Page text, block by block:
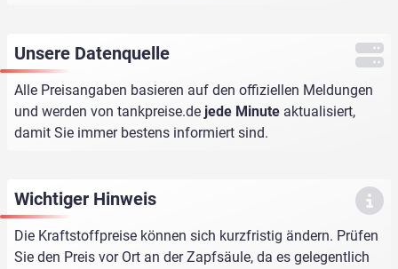
Unsere Datenquelle
Alle Preisangaben basieren auf den offiziellen Meldungen
und werden von tankpreise.de jede Minute aktualisiert,
damit Sie immer bestens informiert sind.
Wichtiger Hinweis
Die Kraftstoffpreise können sich kurzfristig ändern. Prüfen
Sie den Preis vor Ort an der Zapfsäule, da es gelegentlich